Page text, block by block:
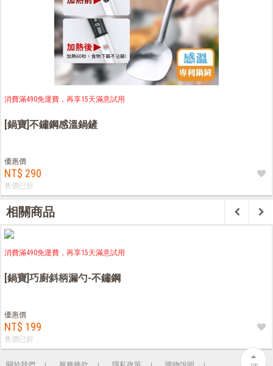
消費滿490免運費，再享15天滿意試用
[鍋寶]不鏽鋼感溫鍋鏟
優惠價
NT$ 290
售價已折
相關商品
消費滿490免運費，再享15天滿意試用
[鍋寶]巧廚斜柄漏勺-不鏽鋼
優惠價
NT$ 199
售價已折